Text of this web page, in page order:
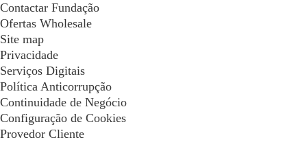
Contactar Fundação
Ofertas Wholesale
Site map
Privacidade
Serviços Digitais
Política Anticorrupção
Continuidade de Negócio
Configuração de Cookies
Provedor Cliente